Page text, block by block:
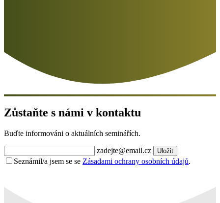
Zůstaňte s námi v kontaktu
Buďte informováni o aktuálních seminářích.
zadejte@email.cz Uložit
Seznámil/a jsem se se Zásadami ochrany osobních údajů.